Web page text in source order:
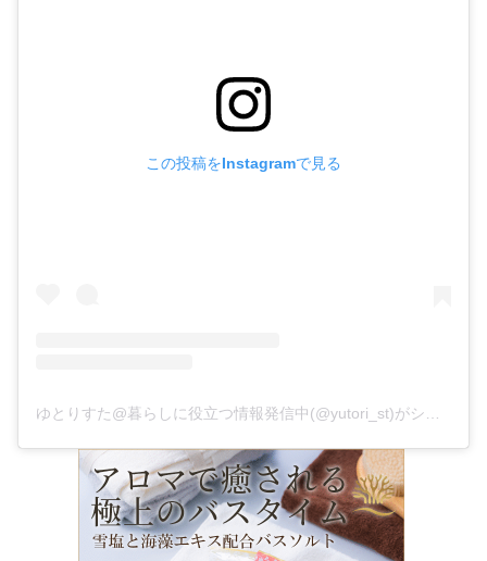
この投稿をInstagramで見る